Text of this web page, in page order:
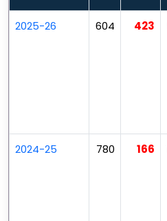
2025-26 604 423
2024-25 780 166